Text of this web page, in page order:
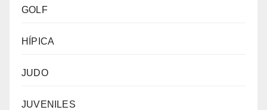
GOLF
HÍPICA
JUDO
JUVENILES